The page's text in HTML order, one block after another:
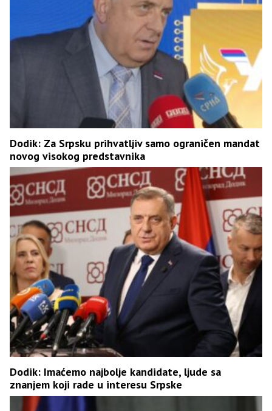
Dodik: Za Srpsku prihvatljiv samo ograničen mandat
novog visokog predstavnika
Dodik: Imaćemo najbolje kandidate, ljude sa
znanjem koji rade u interesu Srpske